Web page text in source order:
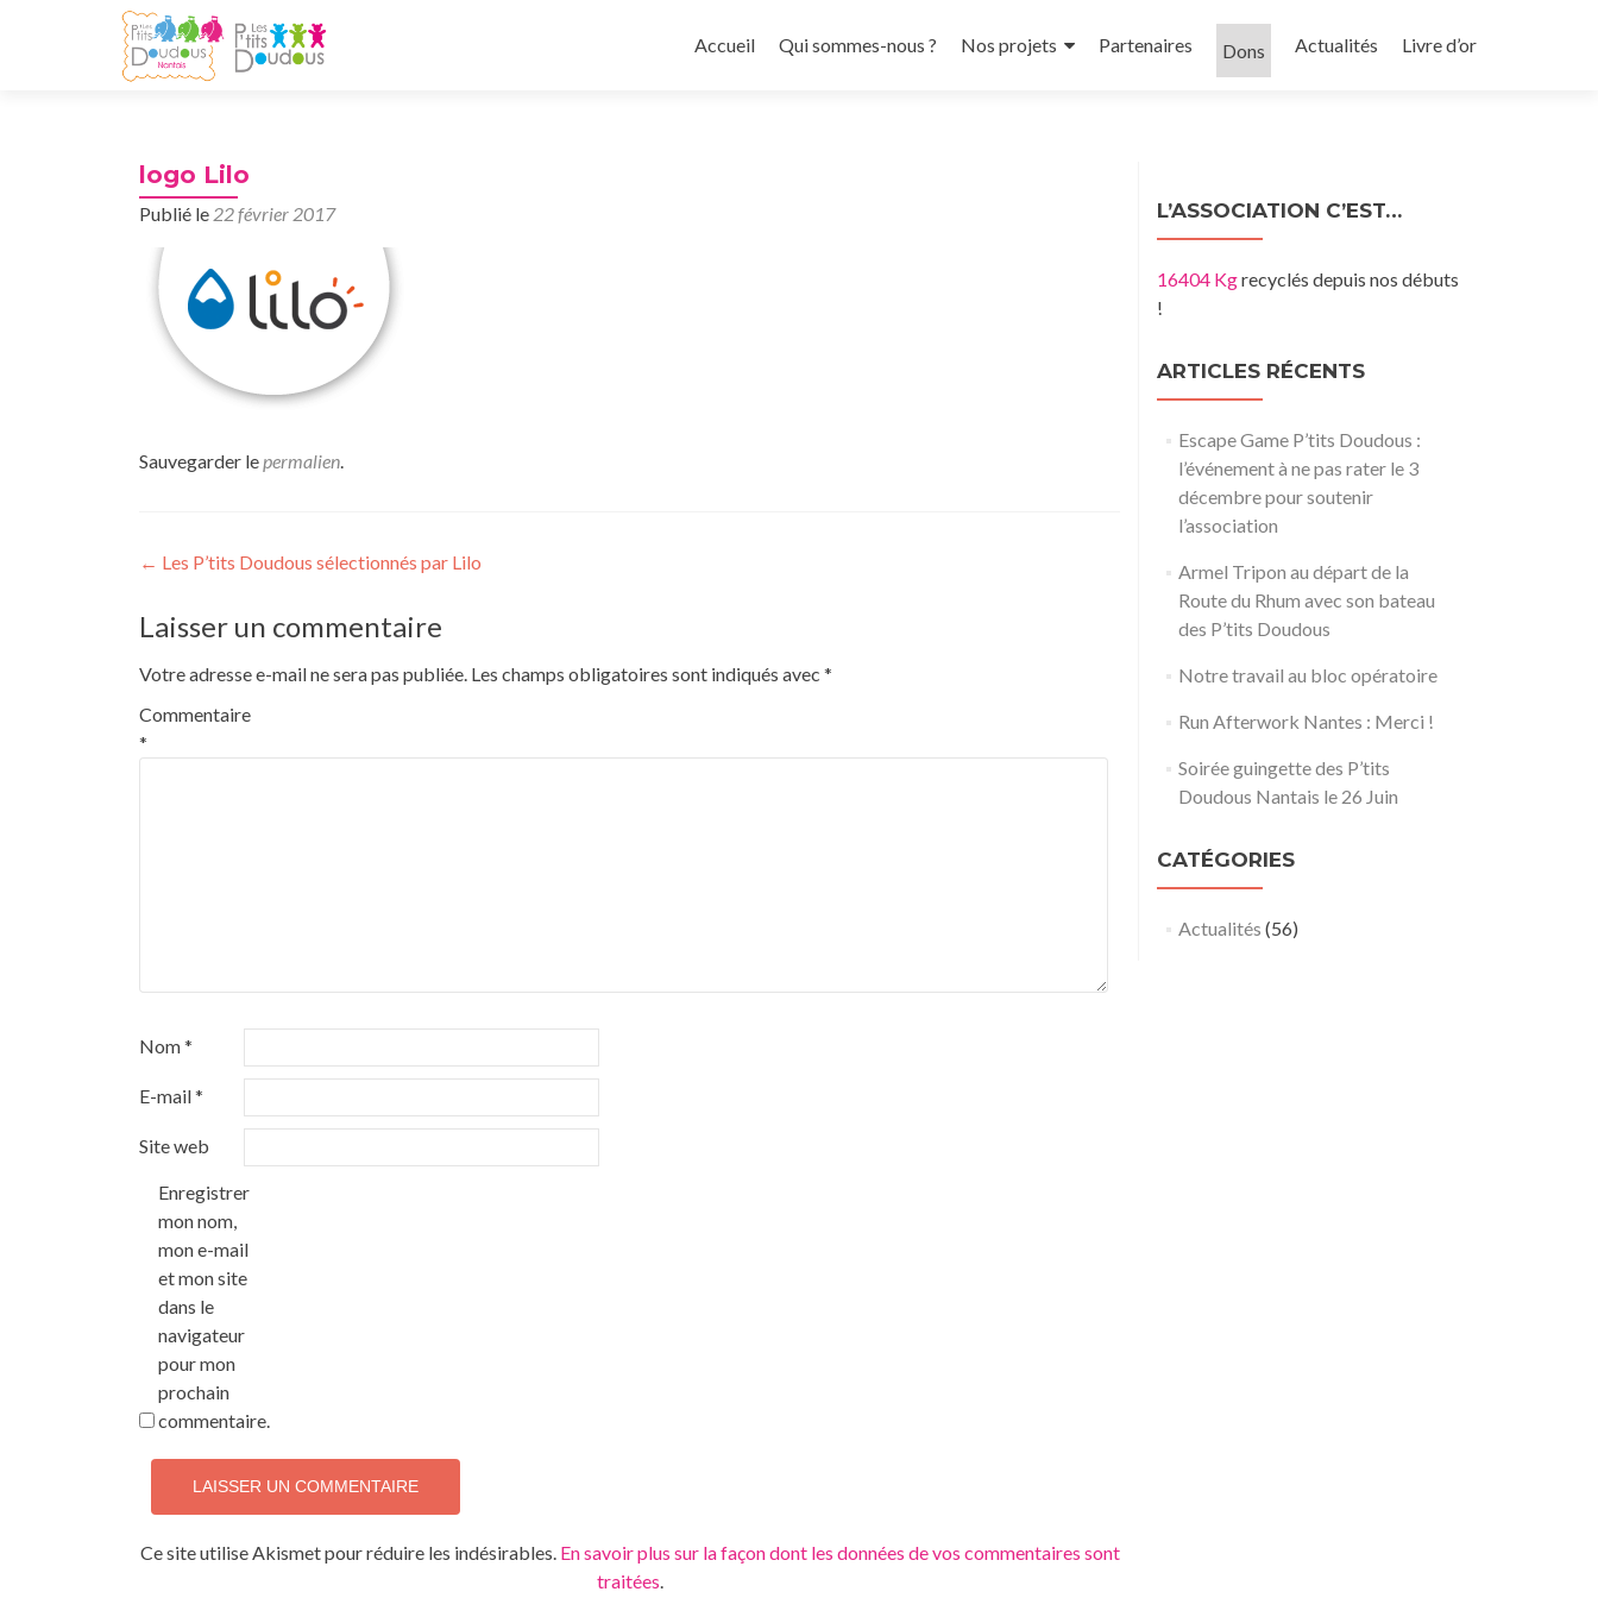
au
Accueil Qui sommes-nous ? Nos projets Partenaires Dons Actualités Livre d’or
logo Lilo
Publié le 22 février 2017
Sauvegarder lepermalien.
Navigation
de
l’article
← Les P’tits Doudous sélectionnés par Lilo
Laisser un commentaire
Votre adresse e-mail ne sera pas publiée. Les champs obligatoires sont indiqués avec *
Commentaire
*
Nom*
E-mail*
Site web
Enregistrer
mon nom,
mon e-mail
et mon site
dans le
navigateur
pour mon
prochain
commentaire.
Ce site utilise Akismet pour réduire les indésirables. En savoir plus sur la façon dont les données de vos commentaires sont
traitées.
L’ASSOCIATION C’EST…
16404 Kgrecyclés depuis nos débuts
!
ARTICLES RÉCENTS
Escape Game P’tits Doudous :
l’événement à ne pas rater le 3
décembre pour soutenir
l’association
Armel Tripon au départ de la
Route du Rhum avec son bateau
des P’tits Doudous
Notre travail au bloc opératoire
Run Afterwork Nantes : Merci !
Soirée guingette des P’tits
Doudous Nantais le 26 Juin
CATÉGORIES
Actualités (56)